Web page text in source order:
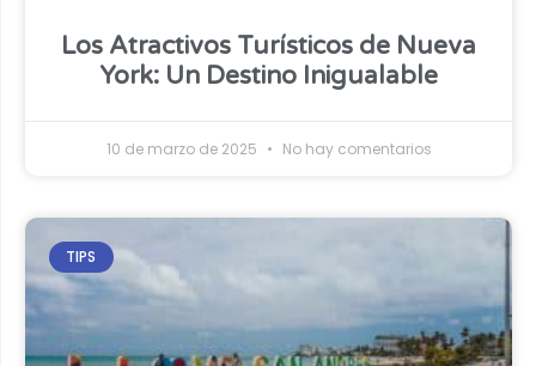
Los Atractivos Turísticos de Nueva
York: Un Destino Inigualable
10 de marzo de 2025 No hay comentarios
TIPS